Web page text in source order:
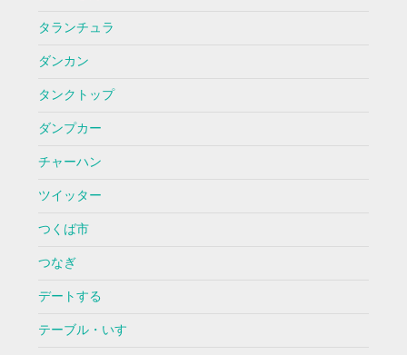
タランチュラ
ダンカン
タンクトップ
ダンプカー
チャーハン
ツイッター
つくば市
つなぎ
デートする
テーブル・いす